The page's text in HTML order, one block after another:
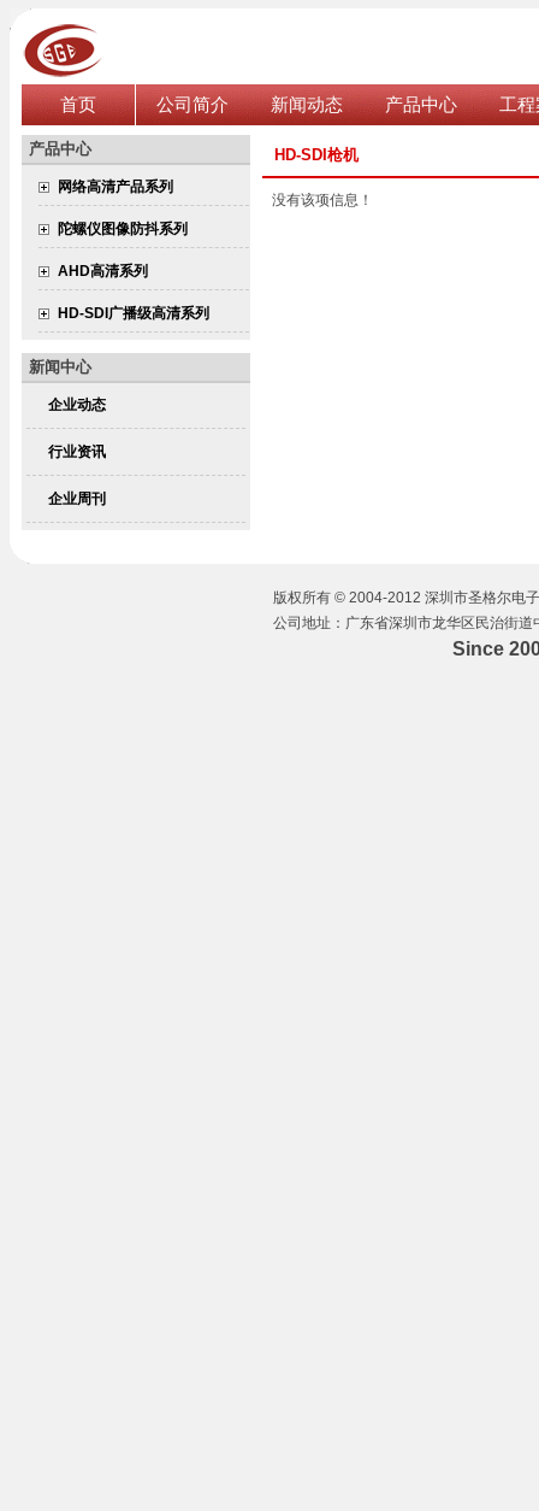
首页 公司简介 新闻动态 产品中心 工
产品中心
网络高清产品系列
陀螺仪图像防抖系列
AHD高清系列
HD-SDI广播级高清系列
新闻中心
企业动态
行业资讯
企业周刊
HD-SDI枪机
没有该项信息！
版权所有 © 2004-2012 深圳市圣格尔电
公司地址：广东省深圳市龙华区民治街
Since